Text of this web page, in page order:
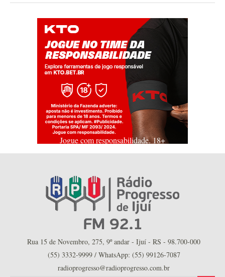
Jogue com responsabilidade. 18+
Rua 15 de Novembro, 275, 9º andar - Ijuí - RS - 98.700-000
(55) 3332-9999 / WhatsApp: (55) 99126-7087
radioprogresso@radioprogresso.com.br